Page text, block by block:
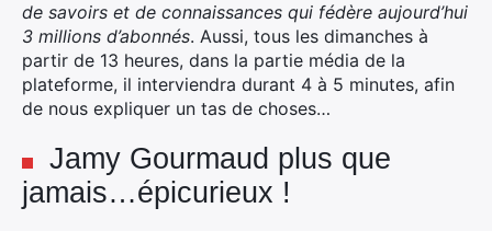
de savoirs et de connaissances qui fédère aujourd’hui
3 millions d’abonnés. Aussi, tous les dimanches à
partir de 13 heures, dans la partie média de la
plateforme, il interviendra durant 4 à 5 minutes, afin
de nous expliquer un tas de choses…
Jamy Gourmaud plus que
jamais…épicurieux !